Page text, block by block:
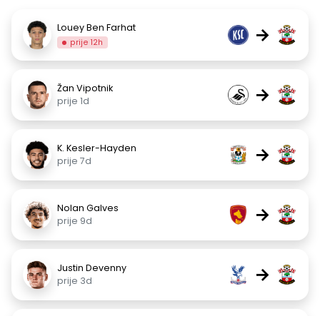
Louey Ben Farhat
prije 12h →
Žan Vipotnik
prije 1d
→
K. Kesler-Hayden
prije 7d
→
Nolan Galves
prije 9d
→
Justin Devenny
prije 3d
→